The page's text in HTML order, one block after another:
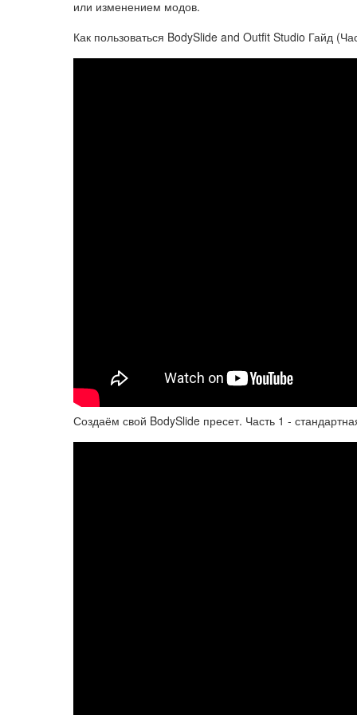
или изменением модов.
Как пользоваться BodySlide and Outfit Studio Гайд
Создаём свой BodySlide пресет. Часть 1 -